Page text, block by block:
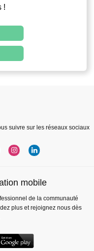
!
suivre sur les réseaux sociaux
mobile
de la communauté
plus et rejoignez nous dès